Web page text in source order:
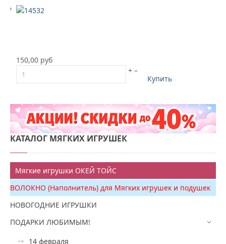
150,00 руб
+ –
Купить
КАТАЛОГ МЯГКИХ ИГРУШЕК
Мягкие игрушки ОКЕЙ ТОЙС
ВОЛОКНО (Наполнитель) для Мягких игрушек и подушек
НОВОГОДНИЕ ИГРУШКИ
ПОДАРКИ ЛЮБИМЫМ!
14 февраля